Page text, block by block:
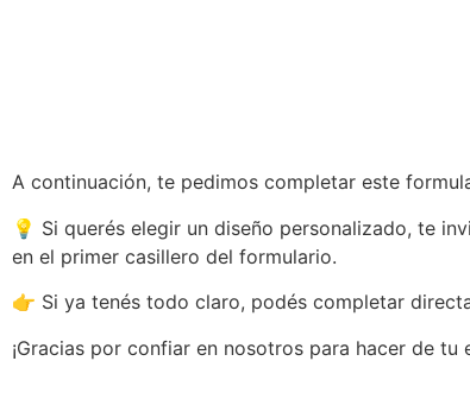
A continuación, te pedimos completar este
💡 Si querés elegir un diseño personalizado, te
en el primer casillero del formulario.
👉 Si ya tenés todo claro, podés completar
¡Gracias por confiar en nosotros para hacer de